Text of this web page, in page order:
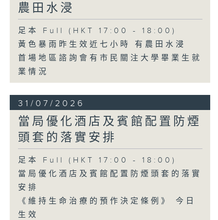
農田水浸
足本 Full (HKT 17:00 - 18:00)
黃色暴雨昨生效近七小時 有農田水浸
首場地區諮詢會有市民關注大學畢業生就
業情況
31/07/2026
當局優化酒店及賓館配置防煙
頭套的落實安排
足本 Full (HKT 17:00 - 18:00)
當局優化酒店及賓館配置防煙頭套的落實
安排
《維持生命治療的預作決定條例》 今日
生效